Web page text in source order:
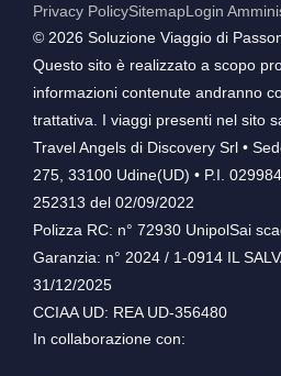
Privacy PolicySitemapLogin
©️ 2026 Soluzione Viaggio di
Questo sito è realizzato a scopo
informazioni contenute andranno
trattativa. I viaggi presenti nel sito
Travel Angels di Discovery Srl •
275, 33100 Udine(UD) • P.I.
252313 del 02/09/2022
Polizza RC: n° 72930 UnipolSai
Garanzia: n° 2024 / 1-0914 IL
31/12/2025
CCIAA UD: REA UD-356480
In collaborazione con: